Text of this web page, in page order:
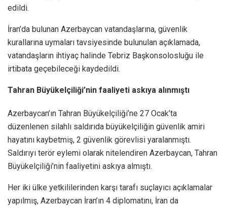
edildi.
İran’da bulunan Azerbaycan vatandaşlarına, güvenlik
kurallarına uymaları tavsiyesinde bulunulan açıklamada,
vatandaşların ihtiyaç halinde Tebriz Başkonsolosluğu ile
irtibata geçebileceği kaydedildi.
Tahran Büyükelçiliği’nin faaliyeti askıya alınmıştı
Azerbaycan’ın Tahran Büyükelçiliği’ne 27 Ocak’ta
düzenlenen silahlı saldırıda büyükelçiliğin güvenlik amiri
hayatını kaybetmiş, 2 güvenlik görevlisi yaralanmıştı.
Saldırıyı terör eylemi olarak nitelendiren Azerbaycan, Tahran
Büyükelçiliği’nin faaliyetini askıya almıştı.
Her iki ülke yetkililerinden karşı tarafı suçlayıcı açıklamalar
yapılmış, Azerbaycan İran’ın 4 diplomatını, İran da